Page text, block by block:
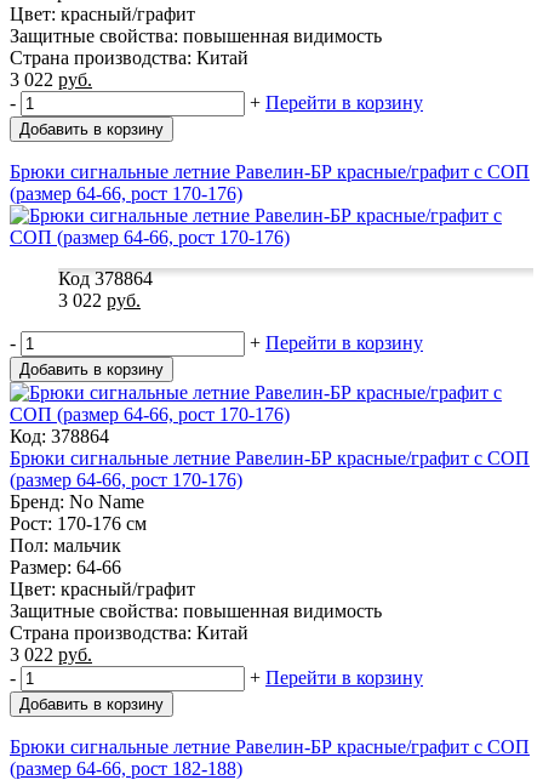
Цвет: красный/графит
Защитные свойства: повышенная видимость
Страна производства: Китай
3 022 руб.
-
+ Перейти в корзину
Добавить в корзину
Брюки сигнальные летние Равелин-БР красные/графит с СОП
(размер 64-66, рост 170-176)
Код 378864
3 022 руб.
- + Перейти в корзину
Добавить в корзину
Код: 378864
Брюки сигнальные летние Равелин-БР красные/графит с СОП
(размер 64-66, рост 170-176)
Бренд: No Name
Рост: 170-176 см
Пол: мальчик
Размер: 64-66
Цвет: красный/графит
Защитные свойства: повышенная видимость
Страна производства: Китай
3 022 руб.
-
+ Перейти в корзину
Добавить в корзину
Брюки сигнальные летние Равелин-БР красные/графит с СОП
(размер 64-66, рост 182-188)